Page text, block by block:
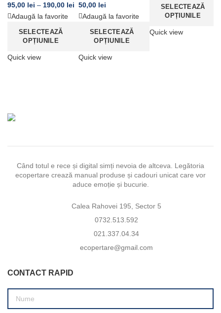
95,00 lei – 190,00 lei
Adaugă la favorite
SELECTEAZĂ
OPȚIUNILE
Quick view
50,00 lei
Adaugă la favorite
SELECTEAZĂ
OPȚIUNILE
Quick view
SELECTEAZĂ
OPȚIUNILE
Quick view
Când totul e rece și digital simți nevoia de altceva. Legătoria
ecopertare crează manual produse și cadouri unicat care vor
aduce emoție și bucurie.
Calea Rahovei 195, Sector 5
0732.513.592
021.337.04.34
ecopertare@gmail.com
CONTACT RAPID